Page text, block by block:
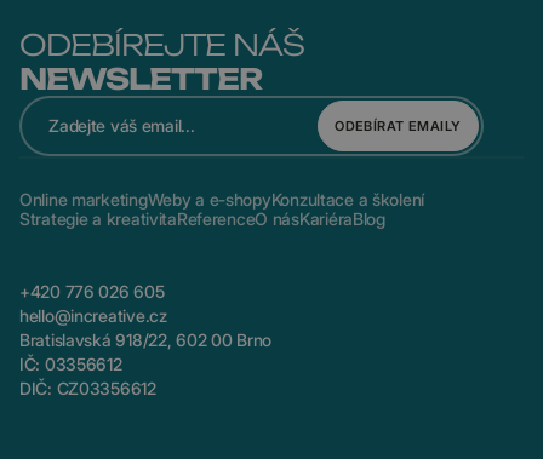
ODEBÍREJTE NÁŠ
NEWSLETTER
ODEBÍRAT EMAILY
Online marketingWeby a e-shopyKonzultace a školení
Strategie a kreativitaReferenceO násKariéraBlog
+420 776 026 605
hello@increative.cz
Bratislavská 918/22, 602 00 Brno
IČ: 03356612
DIČ: CZ03356612